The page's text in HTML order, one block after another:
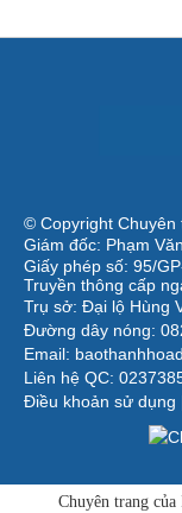
© Copyright
Giám đốc: Phạm
Giấy phép số: 95/
Truyền thông cấp
Trụ sở: Đại lộ Hùng
Đường dây nóng:
Email:
Liên hệ QC:
Điều khoản sử dụng
Chuyên trang của